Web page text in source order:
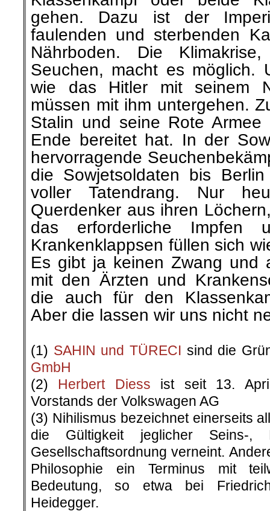
gehen. Dazu ist der
faulenden und sterbenden
Nährboden. Die
Seuchen, macht es möglich.
wie das Hitler mit seinem
müssen mit ihm untergehen.
Stalin und seine Rote
Ende bereitet hat. In der
hervorragende
die Sowjetsoldaten bis
voller Tatendrang. Nur
Querdenker aus ihren
das erforderliche
Krankenklappsen füllen sich
Es gibt ja keinen Zwang und
mit den Ärzten und
die auch für den
Aber die lassen wir uns nicht
(1) SAHIN undTÜRECI sind die
GmbH
(2) Herbert Diess ist seit 13.
Vorstands der Volkswagen AG
(3) Nihilismus bezeichnet einerseits
die Gültigkeit jeglicher Seins-,
Gesellschaftsordnung verneint.
Philosophie ein Terminus mit
Bedeutung, so etwa bei
Heidegger.